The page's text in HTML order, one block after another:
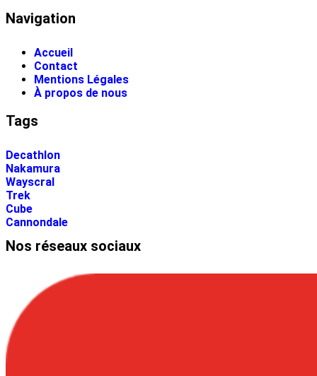
Navigation
Accueil
Contact
Mentions Légales
À propos de nous
Tags
Decathlon
Nakamura
Wayscral
Trek
Cube
Cannondale
Nos réseaux sociaux